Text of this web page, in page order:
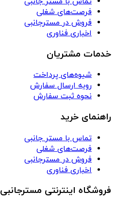
فرصت‌های شغلی
فروش در مسترجانبی
اخباری فناوری
خدمات مشتریان
شیوه‌های پرداخت
رویه ارسال سفارش
نحوه ثبت سفارش
راهنمای خرید
تماس با مستر جانبی
فرصت‌های شغلی
فروش در مسترجانبی
اخباری فناوری
فروشگاه اینترنتی مسترجانبی